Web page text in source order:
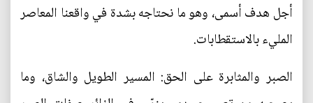
أجل هدف أسمى، وهو ما نحتاجه بشدة في واقعنا المعاصر
المليء بالاستقطابات.
الصبر والمثابرة على الحق: المسير الطويل والشاق، وما